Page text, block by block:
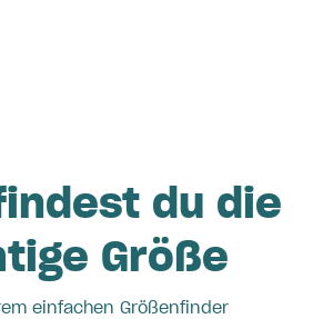
du die
Größe
einfachen Größenfinder